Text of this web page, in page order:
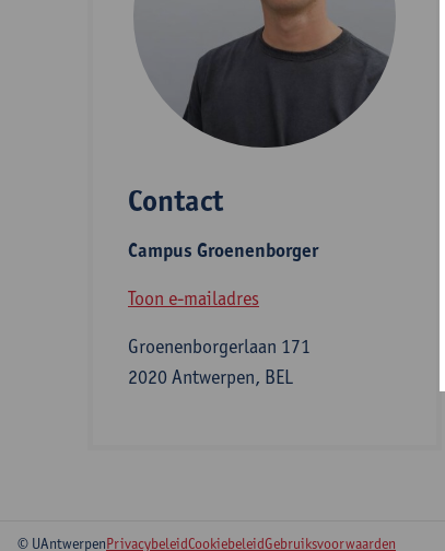
Contact
Campus Groenenborger
Toon e-mailadres
Groenenborgerlaan 171
2020 Antwerpen, BEL
© UAntwerpenPrivacybeleidCookiebeleidGebruiksvoorwaarden